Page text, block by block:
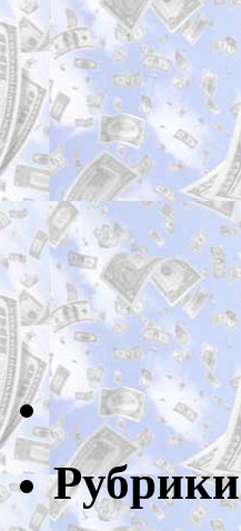
Рубрики